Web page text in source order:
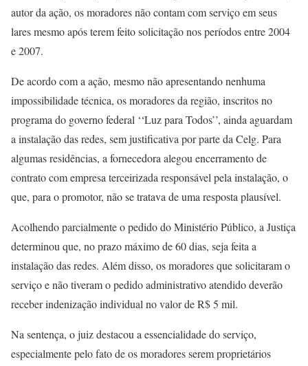
autor da ação, os moradores não contam com serviço em seus
lares mesmo após terem feito solicitação nos períodos entre 2004
e 2007.
De acordo com a ação, mesmo não apresentando nenhuma
impossibilidade técnica, os moradores da região, inscritos no
programa do governo federal ‘‘Luz para Todos’’, ainda aguardam
a instalação das redes, sem justificativa por parte da Celg. Para
algumas residências, a fornecedora alegou encerramento de
contrato com empresa terceirizada responsável pela instalação, o
que, para o promotor, não se tratava de uma resposta plausível.
Acolhendo parcialmente o pedido do Ministério Público, a Justiça
determinou que, no prazo máximo de 60 dias, seja feita a
instalação das redes. Além disso, os moradores que solicitaram o
serviço e não tiveram o pedido administrativo atendido deverão
receber indenização individual no valor de R$ 5 mil.
Na sentença, o juiz destacou a essencialidade do serviço,
especialmente pelo fato de os moradores serem proprietários